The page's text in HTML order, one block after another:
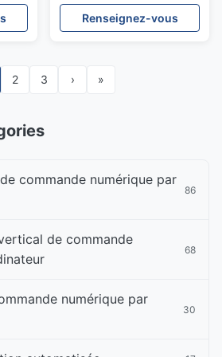
d'IT5 IT6
Renseignez-vous
2 3 › »
commande numérique par
86
de commande
68
numérique par
30